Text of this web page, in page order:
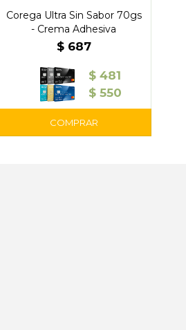
Corega Ultra Sin Sabor 70gs
- Crema Adhesiva
$ 687
$ 481
$ 550